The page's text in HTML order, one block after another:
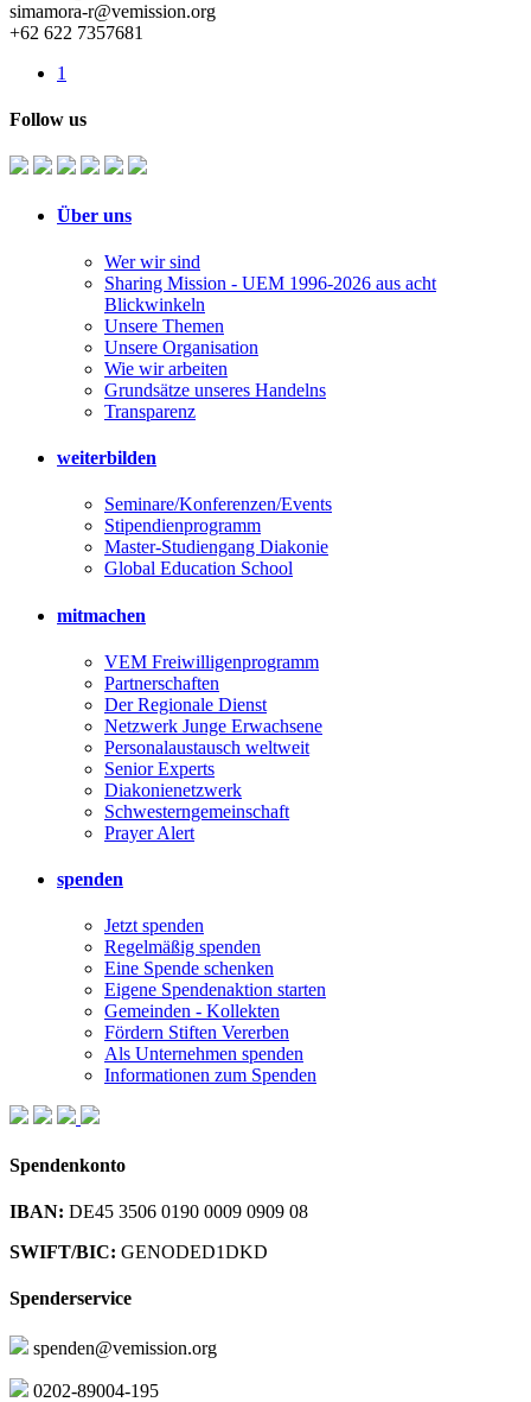
simamora-r@vemission.org
+62 622 7357681
1
Follow us
Über uns
Wer wir sind
Sharing Mission - UEM 1996-2026 aus acht
Blickwinkeln
Unsere Themen
Unsere Organisation
Wie wir arbeiten
Grundsätze unseres Handelns
Transparenz
weiterbilden
Seminare/Konferenzen/Events
Stipendienprogramm
Master-Studiengang Diakonie
Global Education School
mitmachen
VEM Freiwilligenprogramm
Partnerschaften
Der Regionale Dienst
Netzwerk Junge Erwachsene
Personalaustausch weltweit
Senior Experts
Diakonienetzwerk
Schwesterngemeinschaft
Prayer Alert
spenden
Jetzt spenden
Regelmäßig spenden
Eine Spende schenken
Eigene Spendenaktion starten
Gemeinden - Kollekten
Fördern Stiften Vererben
Als Unternehmen spenden
Informationen zum Spenden
Spendenkonto
IBAN: DE45 3506 0190 0009 0909 08
SWIFT/BIC: GENODED1DKD
Spenderservice
spenden@vemission.org
0202-89004-195